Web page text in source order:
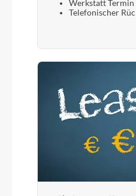
Werkstatt
Telefonischer